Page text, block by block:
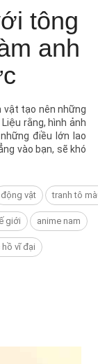
tông
anh
vật tạo nên những
rằng, hình ảnh
điều lớn lao
vào bạn, sẽ khó
động vật tranh tô
giới anime nam
hồ vĩ đại